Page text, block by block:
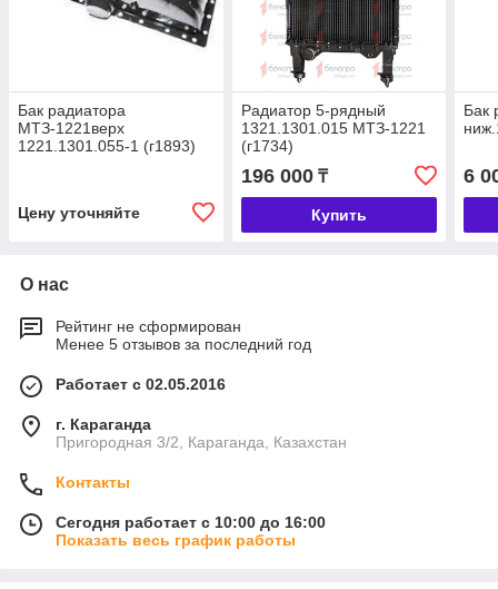
Бак радиатора
МТЗ-1221верх
1221.1301.055-1 (г1893)
Цену уточняйте
Радиатор 5-рядный
1321.1301.015 МТЗ-1221
(г1734)
196 000₸
Купить
Бак
6
О нас
Рейтинг не сформирован
Менее 5 отзывов за последний год
Работает с 02.05.2016
г. Караганда
Пригородная 3/2, Караганда, Казахстан
Контакты
Сегодня работает с 10:00 до 16:00
Показать весь график работы